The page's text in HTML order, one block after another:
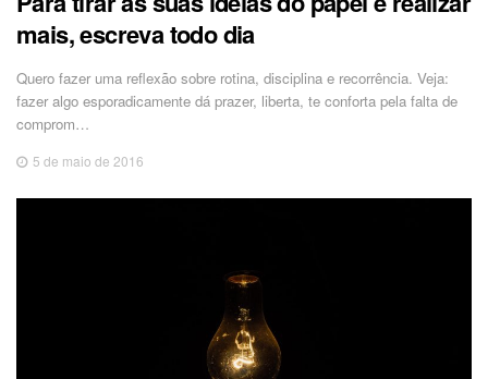
mais, escreva todo dia
Quero fazer uma reflexão sobre rotina, disciplina e recorrência. Veja:
fazer algo esporadicamente dá prazer, liberta, te conforta pela falta de
comprom…
5 de maio de 2016